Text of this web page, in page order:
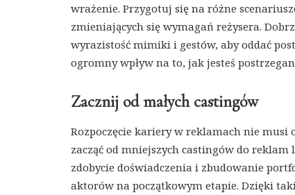
wrażenie. Przygotuj się na różne
zmieniających się wymagań reżysera.
wyrazistość mimiki i gestów, aby oddać
ogromny wpływ na to, jak jesteś
Zacznij od małych castingów
Rozpoczęcie kariery w reklamach nie musi
zacząć od mniejszych castingów do
zdobycie doświadczenia i zbudowanie
aktorów na początkowym etapie. Dzięki